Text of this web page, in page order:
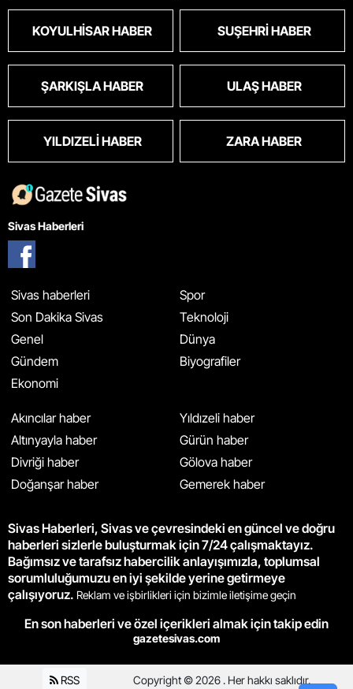
KOYULHISAR HABER SUŞEHRI HABER
ŞARKIŞLA HABER ULAŞ HABER
YILDIZELI HABER ZARA HABER
Sivas Haberleri
Sivas haberleri
Son Dakika Sivas
Genel
Gündem
Ekonomi
Spor
Teknoloji
Dünya
Biyografiler
Akıncılar haber
Altınyayla haber
Divriği haber
Doğanşar haber
Yıldızeli haber
Gürün haber
Gölova haber
Gemerek haber
Sivas Haberleri, Sivas ve çevresindeki en güncel ve doğru
haberleri sizlerle buluşturmak için 7/24 çalışmaktayız.
Bağımsız ve tarafsız habercilik anlayışımızla, toplumsal
sorumluluğumuzu en iyi şekilde yerine getirmeye
çalışıyoruz. Reklam ve işbirlikleri için bizimle iletişime geçin
En son haberleri ve özel içerikleri almak için takip edin
gazetesivas.com
RSS Copyright © 2026 . Her hakkı saklıdır.